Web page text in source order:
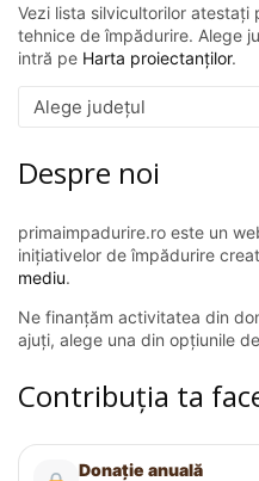
Vezi lista silvicultorilor
tehnice de împădurire. Alege
intră pe Harta proiectanților.
Despre noi
primaimpadurire.ro este un
inițiativelor de împădurire
mediu.
Ne finanțăm activitatea din
ajuți, alege una din opțiunile
Contribuția ta
Donație anuală